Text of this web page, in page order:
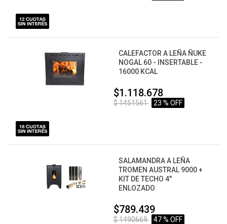
CALEFACTOR A LEÑA ÑUKE
NOGAL 60 - INSERTABLE -
16000 KCAL
$1.118.678
$ 1451561 23 % OFF
SALAMANDRA A LEÑA
TROMEN AUSTRAL 9000 +
KIT DE TECHO 4"
ENLOZADO
$789.439
$ 1490669 47 % OFF